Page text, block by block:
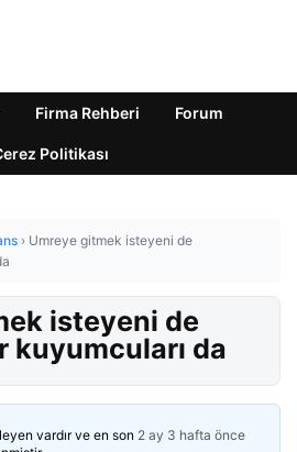
Firma Rehberi Forum
Politikası
› Umreye gitmek isteyeni de
isteyeni de
kuyumcuları da
vardır ve en son 2 ay 3 hafta önce